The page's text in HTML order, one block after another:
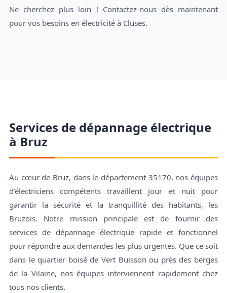
Ne cherchez plus loin ! Contactez-nous dès maintenant
pour vos besoins en électricité à Cluses.
Services de dépannage électrique
à Bruz
Au cœur de Bruz, dans le département 35170, nos équipes
d’électriciens compétents travaillent jour et nuit pour
garantir la sécurité et la tranquillité des habitants, les
Bruzois. Notre mission principale est de fournir des
services de dépannage électrique rapide et fonctionnel
pour répondre aux demandes les plus urgentes. Que ce soit
dans le quartier boisé de Vert Buisson ou près des berges
de la Vilaine, nos équipes interviennent rapidement chez
tous nos clients.